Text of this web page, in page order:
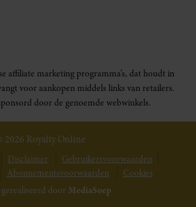
affiliate marketing programma’s, dat houdt in
voor aankopen middels links van retailers.
door de genoemde webwinkels.
2026 Royalty Online
Disclaimer
Gebruikersvoorwaarden
Abonnementsvoorwaarden
Cookies
door MediaSoep